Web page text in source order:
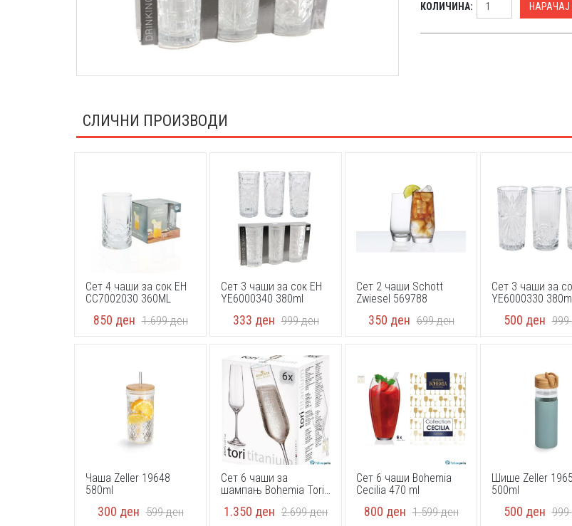
КОЛИЧИНА: НАРАЧАЈ
СЛИЧНИ ПРОИЗВОДИ
Сет 4 чаши за сок EH
CC7002030 360ML
850 ден 1.699ден
Сет 3 чаши за сок EH
YE6000340 380ml
333 ден 999ден
Сет 2 чаши Schott
Zwiesel 569788
350 ден 699ден
Сет 3 чаши за
YE6000330 380ml
500 ден 999
Чаша Zeller 19648
580ml
300 ден 599ден
Сет 6 чаши за
шампањ Bohemia Tori
1.350 ден 2.699ден
Сет 6 чаши Bohemia
Cecilia 470 ml
800 ден 1.599ден
Шише Zeller
500ml
500 ден 999